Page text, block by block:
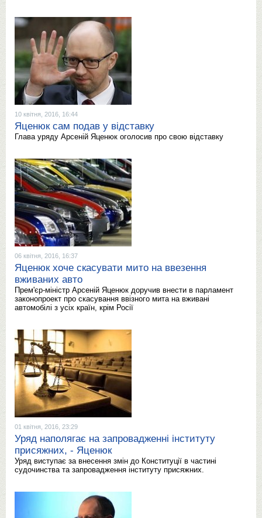
10 квітня, 2016, 16:44
Яценюк сам подав у відставку
Глава уряду Арсеній Яценюк оголосив про свою відставку
06 квітня, 2016, 16:37
Яценюк хоче скасувати мито на ввезення
вживаних авто
Прем'єр-міністр Арсеній Яценюк доручив внести в парламент
законопроект про скасування ввізного мита на вживані
автомобілі з усіх країн, крім Росії
01 квітня, 2016, 23:29
Уряд наполягає на запровадженні інституту
присяжних, - Яценюк
Уряд виступає за внесення змін до Конституції в частині
судочинства та запровадження інституту присяжних.